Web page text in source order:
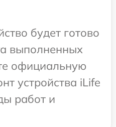
будет готово
выполненных
официальную
устройства iLife
работ и